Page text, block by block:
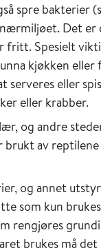
spre bakterier
Det er
fritt. Spesielt
kjøkken eller
serveres eller
eller krabber.
og andre
av reptilene
og annet
som kun
rengjøres
brukes må